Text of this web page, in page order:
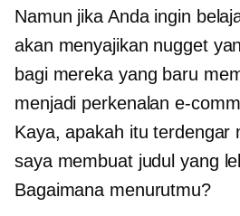
Namun jika Anda ingin
akan menyajikan nugget
bagi mereka yang baru
menjadi perkenalane-
Kaya, apakah itu terdengar
saya membuat judul yang
Bagaimana menurutmu?